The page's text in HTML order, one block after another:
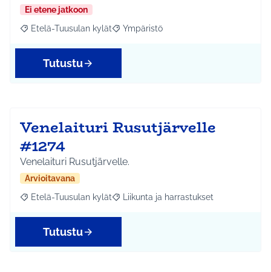
Ei etene jatkoon
Rajaa tulokset aihepiirin mukaan: Etelä-Tuusulan kylät
Etelä-Tuusulan kylät Rajaa tulokset teeman mukaan:
Ympäristö
Tutustu
Venelaituri Rusutjärvelle
#1274
Venelaituri Rusutjärvelle.
Arvioitavana
Rajaa tulokset aihepiirin mukaan: Etelä-Tuusulan kylät
Etelä-Tuusulan kylät Rajaa tulokset teeman mukaan:
Liikunta ja harrastukset
Tutustu